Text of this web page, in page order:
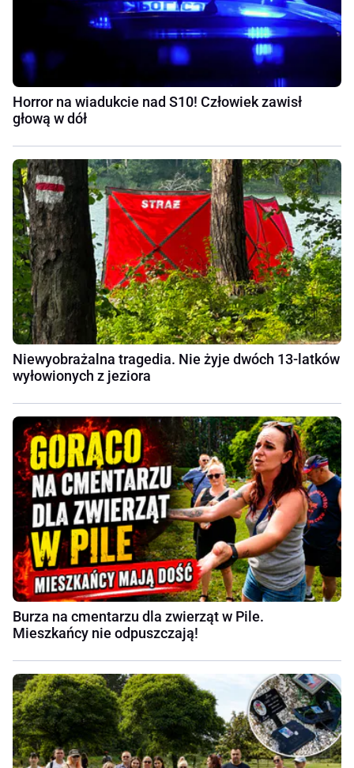
Horror na wiadukcie nad S10! Człowiek zawisł
głową w dół
Niewyobrażalna tragedia. Nie żyje dwóch 13-latków
wyłowionych z jeziora
Burza na cmentarzu dla zwierząt w Pile.
Mieszkańcy nie odpuszczają!